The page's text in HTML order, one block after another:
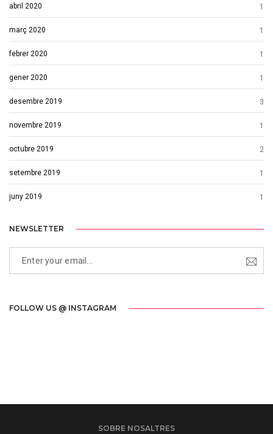
abril 2020 1
març 2020 1
febrer 2020 1
gener 2020 1
desembre 2019 3
novembre 2019 1
octubre 2019 2
setembre 2019 1
juny 2019 1
NEWSLETTER
FOLLOW US @ INSTAGRAM
SOBRE NOSALTRES